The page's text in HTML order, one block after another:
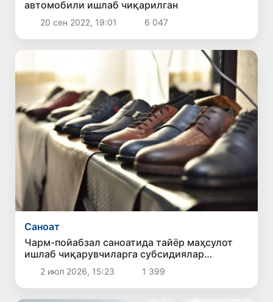
автомобили ишлаб чиқарилган
20 сен 2022, 19:01 6 047
Саноат
Чарм-пойабзал саноатида тайёр маҳсулот
ишлаб чиқарувчиларга субсидиялар
берилади
2 июл 2026, 15:23 1 399